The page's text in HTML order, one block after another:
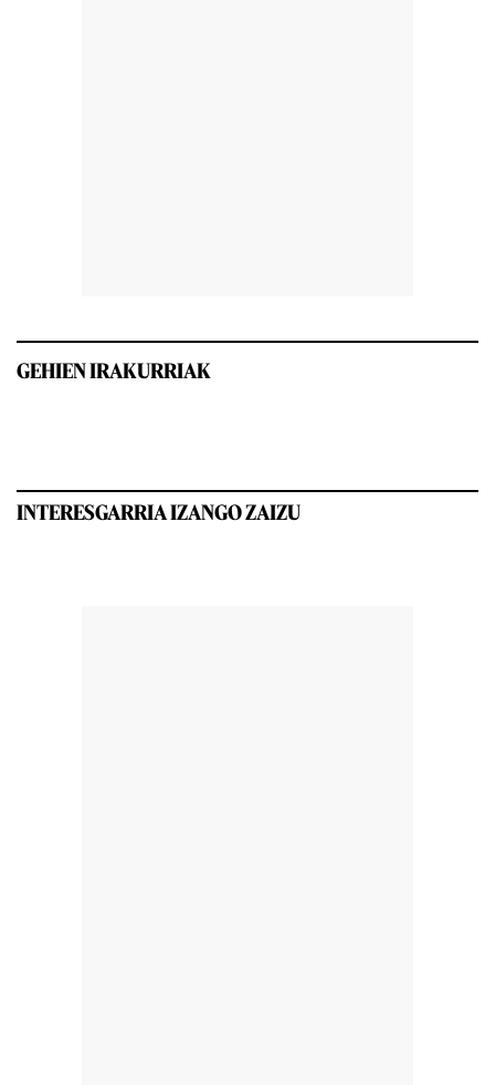
GEHIEN IRAKURRIAK
INTERESGARRIA IZANGO ZAIZU